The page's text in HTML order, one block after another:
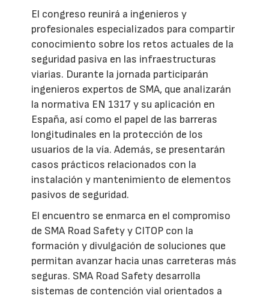
El congreso reunirá a ingenieros y
profesionales especializados para compartir
conocimiento sobre los retos actuales de la
seguridad pasiva en las infraestructuras
viarias. Durante la jornada participarán
ingenieros expertos de SMA, que analizarán
la normativa EN 1317 y su aplicación en
España, así como el papel de las barreras
longitudinales en la protección de los
usuarios de la vía. Además, se presentarán
casos prácticos relacionados con la
instalación y mantenimiento de elementos
pasivos de seguridad.
El encuentro se enmarca en el compromiso
de SMA Road Safety y CITOP con la
formación y divulgación de soluciones que
permitan avanzar hacia unas carreteras más
seguras. SMA Road Safety desarrolla
sistemas de contención vial orientados a